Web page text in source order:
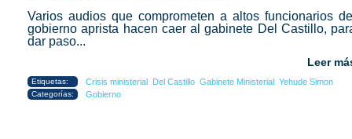
Varios audios que comprometen a altos funcionarios
gobierno aprista hacen caer al gabinete Del Castillo,
dar paso...
Leer
Etiquetas: Crisis ministerial Del Castillo Gabinete Ministerial Yehude Simon
Categorías: Gobierno